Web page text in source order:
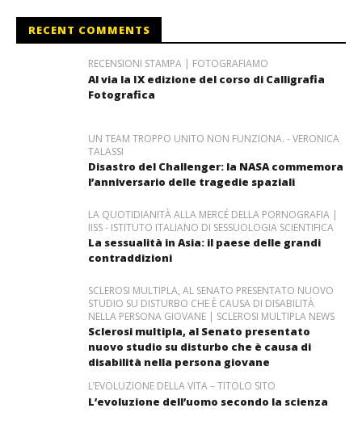
RECENT COMMENTS
RECENSIONI STAMPA | FOTOGRAFIAMO
Al via la IX edizione del corso di Calligrafia
Fotografica
UN TEAM TROPPO UNITO NON FUNZIONA. - VERONICA
TALASSI
Disastro del Challenger: la NASA commemora
l’anniversario delle tragedie spaziali
LA QUOTIDIANITÀ ALLA MERCÉ DELLA PORNOGRAFIA |
IISS - ISTITUTO ITALIANO DI SESSUOLOGIA SCIENTIFICA
La sessualità in Asia: il paese delle grandi
contraddizioni
SCLEROSI MULTIPLA, AL SENATO PRESENTATO NUOVO
STUDIO SU DISTURBO CHE È CAUSA DI DISABILITÀ
NELLA PERSONA GIOVANE | SCLEROSI MULTIPLA NEWS
Sclerosi multipla, al Senato presentato
nuovo studio su disturbo che è causa di
disabilità nella persona giovane
L’EVOLUZIONE DELLA VITA – TITOLO SITO
L’evoluzione dell’uomo secondo la scienza